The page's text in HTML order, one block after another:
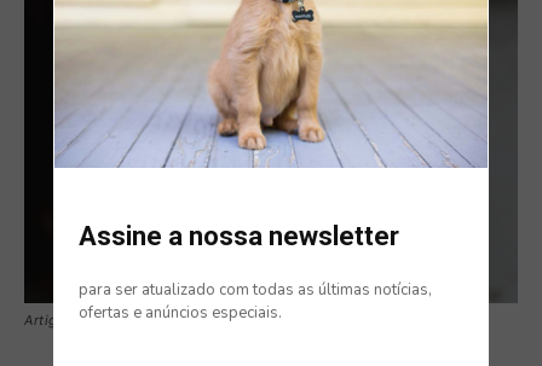
Artigo: Veterinária Atual
Assine a nossa newsletter
para ser atualizado com todas as últimas notícias,
ofertas e anúncios especiais.